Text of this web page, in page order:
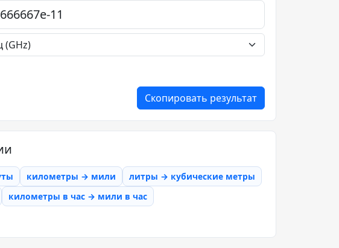
Скопировать результат
километры → мили
литры → кубические метры
километры в час → мили в час